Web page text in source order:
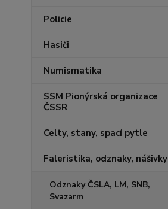
Policie
Hasiči
Numismatika
SSM Pionýrská organizace
ČSSR
Celty, stany, spací pytle
Faleristika, odznaky, nášivky
Odznaky ČSLA, LM, SNB,
Svazarm